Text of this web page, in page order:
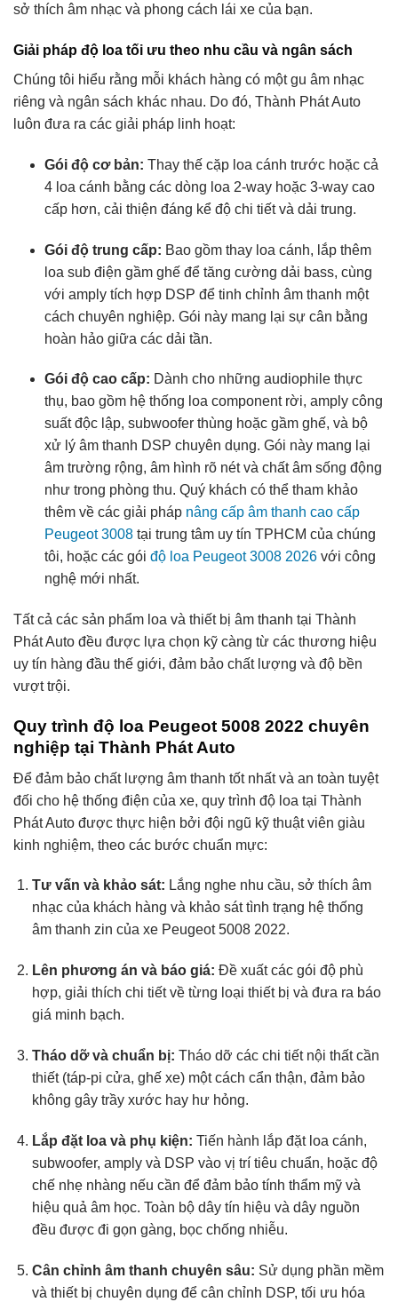
sở thích âm nhạc và phong cách lái xe của bạn.
Giải pháp độ loa tối ưu theo nhu cầu và ngân sách
Chúng tôi hiểu rằng mỗi khách hàng có một gu âm nhạc
riêng và ngân sách khác nhau. Do đó, Thành Phát Auto
luôn đưa ra các giải pháp linh hoạt:
Gói độ cơ bản: Thay thế cặp loa cánh trước hoặc cả
4 loa cánh bằng các dòng loa 2-way hoặc 3-way cao
cấp hơn, cải thiện đáng kể độ chi tiết và dải trung.
Gói độ trung cấp: Bao gồm thay loa cánh, lắp thêm
loa sub điện gầm ghế để tăng cường dải bass, cùng
với amply tích hợp DSP để tinh chỉnh âm thanh một
cách chuyên nghiệp. Gói này mang lại sự cân bằng
hoàn hảo giữa các dải tần.
Gói độ cao cấp: Dành cho những audiophile thực
thụ, bao gồm hệ thống loa component rời, amply công
suất độc lập, subwoofer thùng hoặc gầm ghế, và bộ
xử lý âm thanh DSP chuyên dụng. Gói này mang lại
âm trường rộng, âm hình rõ nét và chất âm sống động
như trong phòng thu. Quý khách có thể tham khảo
thêm về các giải pháp nâng cấp âm thanh cao cấp
Peugeot 3008 tại trung tâm uy tín TPHCM của chúng
tôi, hoặc các gói độ loa Peugeot 3008 2026 với công
nghệ mới nhất.
Tất cả các sản phẩm loa và thiết bị âm thanh tại Thành
Phát Auto đều được lựa chọn kỹ càng từ các thương hiệu
uy tín hàng đầu thế giới, đảm bảo chất lượng và độ bền
vượt trội.
Quy trình độ loa Peugeot 5008 2022 chuyên
nghiệp tại Thành Phát Auto
Để đảm bảo chất lượng âm thanh tốt nhất và an toàn tuyệt
đối cho hệ thống điện của xe, quy trình độ loa tại Thành
Phát Auto được thực hiện bởi đội ngũ kỹ thuật viên giàu
kinh nghiệm, theo các bước chuẩn mực:
Tư vấn và khảo sát: Lắng nghe nhu cầu, sở thích âm
nhạc của khách hàng và khảo sát tình trạng hệ thống
âm thanh zin của xe Peugeot 5008 2022.
Lên phương án và báo giá: Đề xuất các gói độ phù
hợp, giải thích chi tiết về từng loại thiết bị và đưa ra báo
giá minh bạch.
Tháo dỡ và chuẩn bị: Tháo dỡ các chi tiết nội thất cần
thiết (táp-pi cửa, ghế xe) một cách cẩn thận, đảm bảo
không gây trầy xước hay hư hỏng.
Lắp đặt loa và phụ kiện: Tiến hành lắp đặt loa cánh,
subwoofer, amply và DSP vào vị trí tiêu chuẩn, hoặc độ
chế nhẹ nhàng nếu cần để đảm bảo tính thẩm mỹ và
hiệu quả âm học. Toàn bộ dây tín hiệu và dây nguồn
đều được đi gọn gàng, bọc chống nhiễu.
Cân chỉnh âm thanh chuyên sâu: Sử dụng phần mềm
và thiết bị chuyên dụng để cân chỉnh DSP, tối ưu hóa